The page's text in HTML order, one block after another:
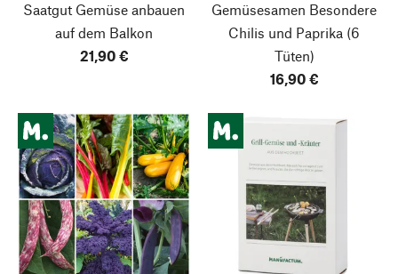
Saatgut Gemüse anbauen
auf dem Balkon
21,90 €
Gemüsesamen Besondere
Chilis und Paprika (6
Tüten)
16,90 €